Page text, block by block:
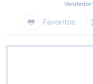
Vendedor:
Favoritos